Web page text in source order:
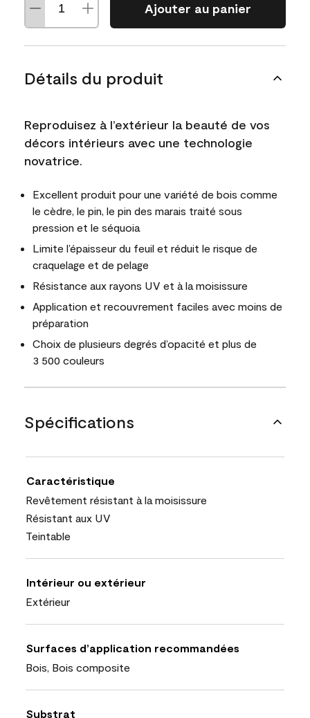
Ajouter au panier
Détails du produit
Reproduisez à l’extérieur la beauté de vos
décors intérieurs avec une technologie
novatrice.
Excellent produit pour une variété de bois comme
le cèdre, le pin, le pin des marais traité sous
pression et le séquoia
Limite l’épaisseur du feuil et réduit le risque de
craquelage et de pelage
Résistance aux rayons UV et à la moisissure
Application et recouvrement faciles avec moins de
préparation
Choix de plusieurs degrés d’opacité et plus de
3 500 couleurs
Spécifications
Caractéristique
Revêtement résistant à la moisissure
Résistant aux UV
Teintable
Intérieur ou extérieur
Extérieur
Surfaces d’application recommandées
Bois, Bois composite
Substrat